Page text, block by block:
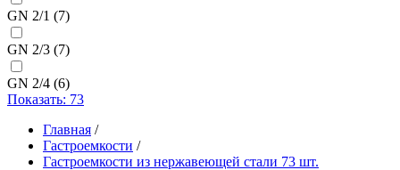
GN 2/1 (7)
GN 2/3 (7)
GN 2/4 (6)
Показать: 73
Главная /
Гастроемкости /
Гастроемкости из нержавеющей стали 73 шт.